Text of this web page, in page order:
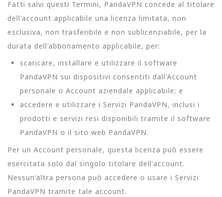
Fatti salvi questi Termini, PandaVPN concede al titolare
dell'account applicabile una licenza limitata, non
esclusiva, non trasferibile e non sublicenziabile, per la
durata dell'abbonamento applicabile, per:
scaricare, installare e utilizzare il software
PandaVPN sui dispositivi consentiti dall'Account
personale o Account aziendale applicabile; e
accedere e utilizzare i Servizi PandaVPN, inclusi i
prodotti e servizi resi disponibili tramite il software
PandaVPN o il sito web PandaVPN.
Per un Account personale, questa licenza può essere
esercitata solo dal singolo titolare dell'account.
Nessun'altra persona può accedere o usare i Servizi
PandaVPN tramite tale account.